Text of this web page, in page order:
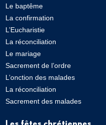
Le baptême
La confirmation
L’Eucharistie
La réconciliation
Le mariage
Sacrement de l’ordre
L’onction des malades
La réconciliation
Sacrement des malades